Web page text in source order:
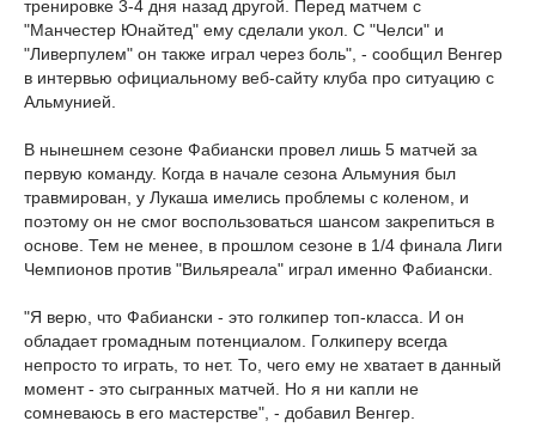
тренировке 3-4 дня назад другой. Перед матчем с
"Манчестер Юнайтед" ему сделали укол. С "Челси" и
"Ливерпулем" он также играл через боль", - сообщил Венгер
в интервью официальному веб-сайту клуба про ситуацию с
Альмунией.
В нынешнем сезоне Фабиански провел лишь 5 матчей за
первую команду. Когда в начале сезона Альмуния был
травмирован, у Лукаша имелись проблемы с коленом, и
поэтому он не смог воспользоваться шансом закрепиться в
основе. Тем не менее, в прошлом сезоне в 1/4 финала Лиги
Чемпионов против "Вильяреала" играл именно Фабиански.
"Я верю, что Фабиански - это голкипер топ-класса. И он
обладает громадным потенциалом. Голкиперу всегда
непросто то играть, то нет. То, чего ему не хватает в данный
момент - это сыгранных матчей. Но я ни капли не
сомневаюсь в его мастерстве", - добавил Венгер.